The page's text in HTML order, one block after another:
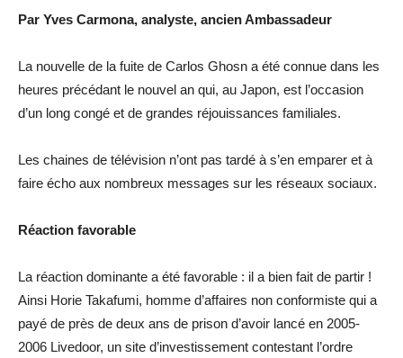
Par Yves Carmona, analyste, ancien Ambassadeur
La nouvelle de la fuite de Carlos Ghosn a été connue dans les
heures précédant le nouvel an qui, au Japon, est l’occasion
d’un long congé et de grandes réjouissances familiales.
Les chaines de télévision n’ont pas tardé à s’en emparer et à
faire écho aux nombreux messages sur les réseaux sociaux.
Réaction favorable
La réaction dominante a été favorable : il a bien fait de partir !
Ainsi Horie Takafumi, homme d’affaires non conformiste qui a
payé de près de deux ans de prison d’avoir lancé en 2005-
2006 Livedoor, un site d’investissement contestant l’ordre